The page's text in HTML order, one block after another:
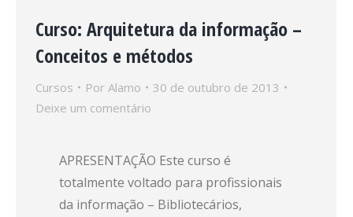
Curso: Arquitetura da informação –
Conceitos e métodos
Cursos Por Alamo
30 de outubro de 2013
Deixe um comentário
APRESENTAÇÃO Este curso é
totalmente voltado para profissionais
da informação – Bibliotecários,